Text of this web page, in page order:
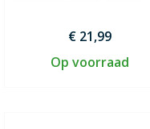
€ 21,99
Op voorraad